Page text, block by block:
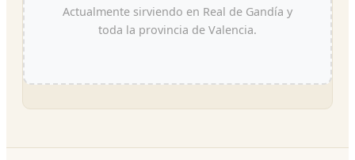
Actualmente sirviendo en Real de Gandía y
toda la provincia de Valencia.